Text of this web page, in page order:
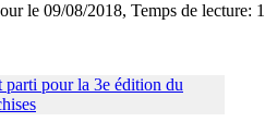
le 09/08/2018, Temps de lecture: 1